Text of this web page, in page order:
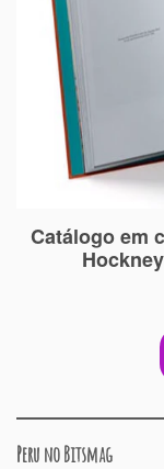
Peru no Bitsmag